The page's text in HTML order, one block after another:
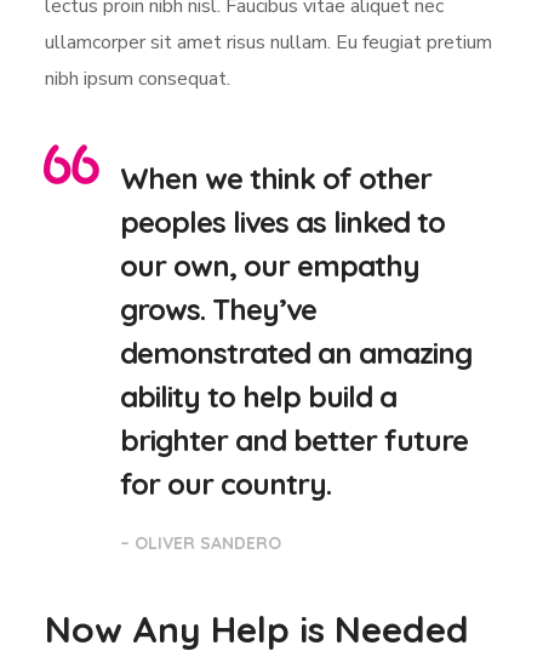
lectus proin nibh nisl. Faucibus vitae aliquet nec
ullamcorper sit amet risus nullam. Eu feugiat pretium
nibh ipsum consequat.
When we think of other
peoples lives as linked to
our own, our empathy
grows. They’ve
demonstrated an amazing
ability to help build a
brighter and better future
for our country.
– OLIVER SANDERO
Now Any Help is Needed